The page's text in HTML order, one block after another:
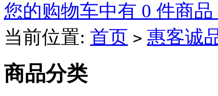
您的购物车中有 0 件商
当前位置: 首页 > 惠客诚
商品分类